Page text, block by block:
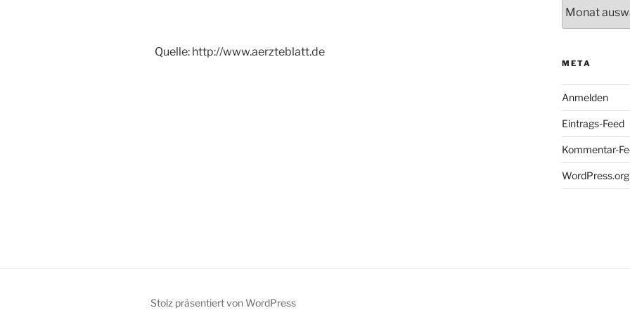
Quelle: http://www.aerzteblatt.de
META
Anmelden
Eintrags-Feed
Kommentar-
WordPress.org
Stolz präsentiert von WordPress